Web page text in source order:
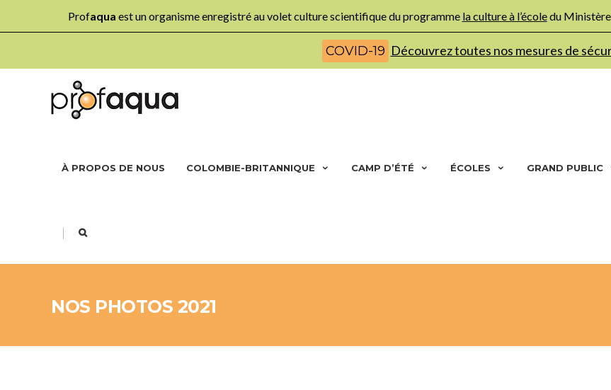
Profaqua est un organisme enregistré au volet culture scientifique du programme la culture à l’écoledu Ministère
COVID-19 Découvrez toutes nos mesures de
À PROPOS DE NOUS COLOMBIE-BRITANNIQUE CAMP D’ÉTÉ ÉCOLES GRAND PUBLIC
|
NOS PHOTOS 2021